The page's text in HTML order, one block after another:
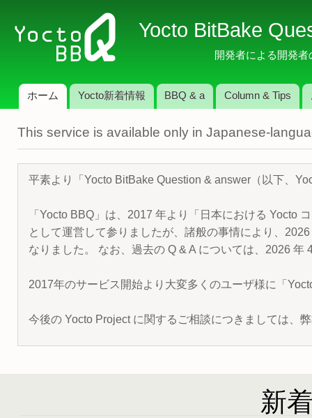
イ
コ
テ
ツ
に
移
動
Yocto BitBake
開発者による開発
メインメニュー
ホーム Yocto新着情報 BBQ & a Column & Tips
This service is available only in Japanese-
平素より「Yocto BitBake Question & answer（以下、
「Yocto BBQ」は、2017 年より「日本における Yocto
として運営して参りましたが、諸般の事情により、
なりました。 なお、過去の Q & A については、2026
2017年のサービス開始より大変多くのユーザ様に「
今後の Yocto Project に関するご相談につきましては、
新